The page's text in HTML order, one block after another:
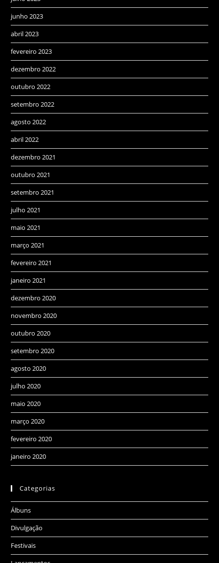
junho 2023
abril 2023
fevereiro 2023
dezembro 2022
outubro 2022
setembro 2022
agosto 2022
abril 2022
dezembro 2021
outubro 2021
setembro 2021
julho 2021
maio 2021
março 2021
fevereiro 2021
janeiro 2021
dezembro 2020
novembro 2020
outubro 2020
setembro 2020
agosto 2020
julho 2020
maio 2020
março 2020
fevereiro 2020
janeiro 2020
Categorias
Álbuns
Divulgação
Festivais